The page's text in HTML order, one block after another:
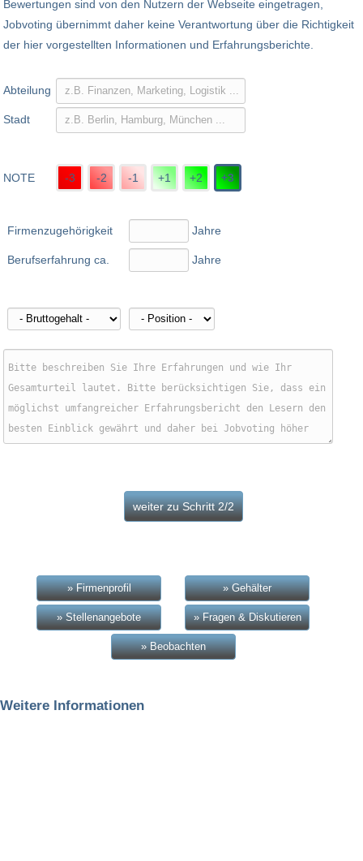
Bewertungen sind von den Nutzern der Webseite eingetragen,
Jobvoting übernimmt daher keine Verantwortung über die Richtigkeit
der hier vorgestellten Informationen und Erfahrungsberichte.
Abteilung
Stadt
NOTE -3 -2 -1 +1 +2 +3
Firmenzugehörigkeit
Berufserfahrung ca.
Jahre
Jahre
» Firmenprofil » Gehälter
» Stellenangebote » Fragen & Diskutieren
» Beobachten
Weitere Informationen